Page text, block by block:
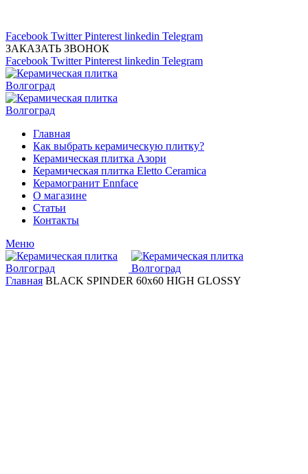
Facebook Twitter Pinterest linkedin Telegram
ЗАКАЗАТЬ ЗВОНОК
Facebook Twitter Pinterest linkedin Telegram
Главная
Как выбрать керамическую плитку?
Керамическая плитка Азори
Керамическая плитка Eletto Ceramica
Керамогранит Ennface
О магазине
Статьи
Контакты
Меню
Главная BLACK SPINDER 60x60 HIGH GLOSSY